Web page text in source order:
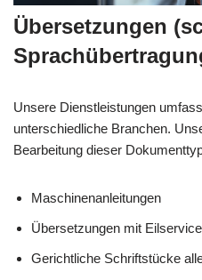
Übersetzungen
Unsere Dienstleistungen
unterschiedliche Branchen.
Bearbeitung dieser
Maschinenanleitungen
Übersetzungen mit Eilservice
Gerichtliche Schriftstücke